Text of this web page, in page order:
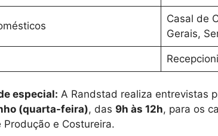
Casal de
Gerais,
especial: A Randstad realiza entrevistas
(quarta-feira), das 9h às 12h, para os
Produção e Costureira.